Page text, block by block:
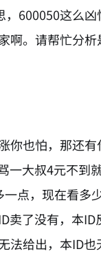
，600050这么
啊。请帮忙分
你也怕，那还
一大叔4元不到
点，现在看多
卖了没有，本ID
法给出，本ID